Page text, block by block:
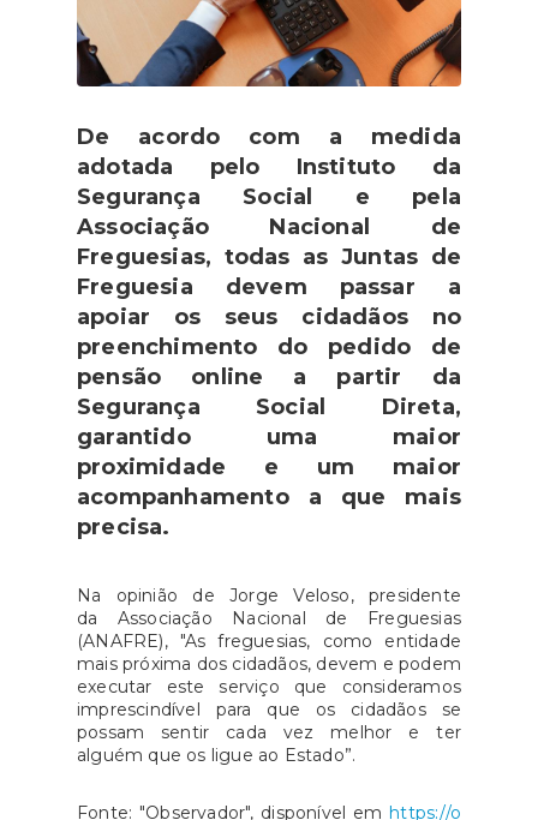
De acordo com a medida
adotada pelo Instituto da
Segurança Social e pela
Associação Nacional de
Freguesias, todas as Juntas de
Freguesia devem passar a
apoiar os seus cidadãos no
preenchimento do pedido de
pensão online a partir da
Segurança Social Direta,
garantido uma maior
proximidade e um maior
acompanhamento a que mais
precisa.
Na opinião de Jorge Veloso, presidente
da Associação Nacional de Freguesias
(ANAFRE), "As freguesias, como entidade
mais próxima dos cidadãos, devem e podem
executar este serviço que consideramos
imprescindível para que os cidadãos se
possam sentir cada vez melhor e ter
alguém que os ligue ao Estado”.
Fonte: "Observador", disponível em https://o